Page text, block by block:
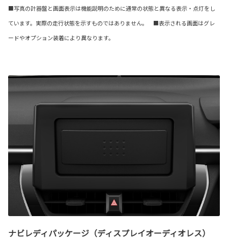
■写真の計器盤と画面表示は機能説明のために通常の状態と異なる表示・点灯をし
ています。実際の走行状態を示すものではありません。 ■表示される画面はグレ
ードやオプション装着により異なります。
ナビレディパッケージ（ディスプレイオーディオレス）